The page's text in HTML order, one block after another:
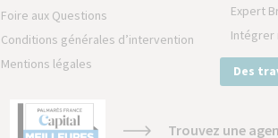
Foire aux Questions
Conditions générales d’intervention
Mentions légales
Expert
Intégrer
Des
Trouvez une